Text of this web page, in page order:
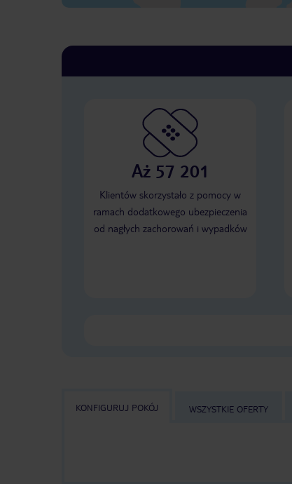
Aż 57 201
Klientów skorzystało z pomocy w
ramach dodatkowego ubezpieczenia
od nagłych zachorowań i wypadków
KONFIGURUJ POKÓJ WSZYSTKIE OFERTY